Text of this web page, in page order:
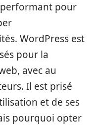
pour
WordPress est
pour la
avec au
Il est prisé
et de ses
pourquoi opter